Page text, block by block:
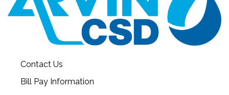
Contact Us
Bill Pay Information